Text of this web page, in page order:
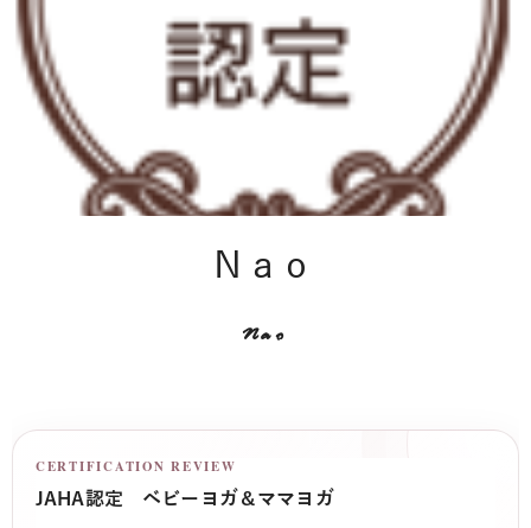
Nao
Nao
CERTIFICATION REVIEW
JAHA認定 ベビーヨガ＆ママヨガ